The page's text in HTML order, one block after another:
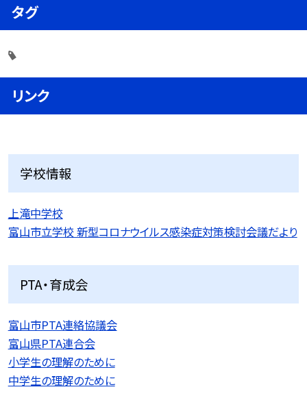
タグ
リンク
学校情報
上滝中学校
富山市立学校 新型コロナウイルス感染症対策検討会議だより
PTA・育成会
富山市PTA連絡協議会
富山県PTA連合会
小学生の理解のために
中学生の理解のために